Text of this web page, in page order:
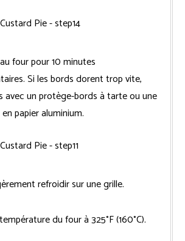
four pour 10 minutes
Si les bords dorent trop vite,
avec un protège-bords à tarte ou une
papier aluminium.
refroidir sur une grille.
du four à 325°F (160°C).